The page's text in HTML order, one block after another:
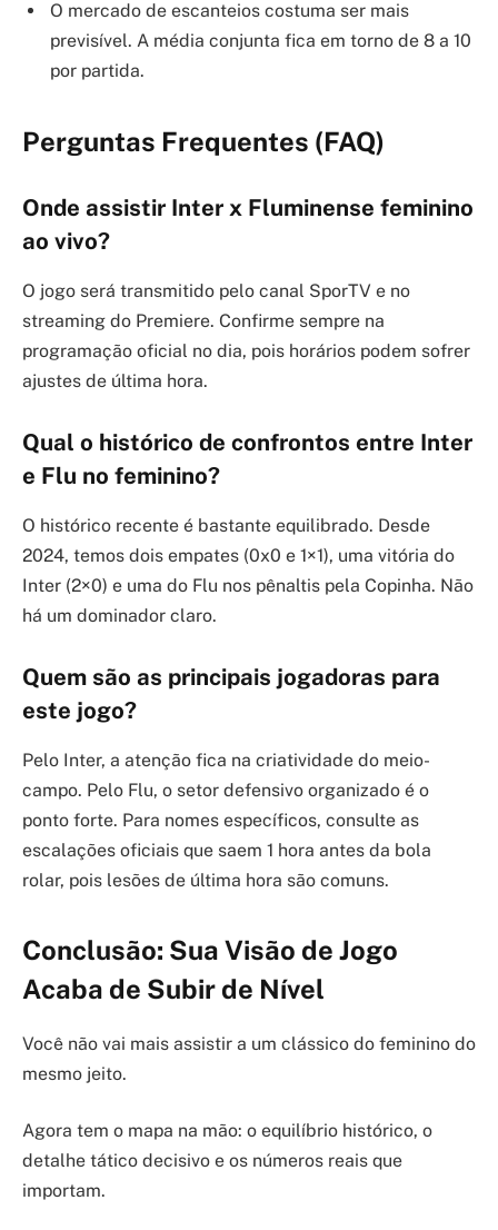
O mercado de escanteios costuma ser mais
previsível. A média conjunta fica em torno de 8 a 10
por partida.
Perguntas Frequentes (FAQ)
Onde assistir Inter x Fluminense feminino
ao vivo?
O jogo será transmitido pelo canal SporTV e no
streaming do Premiere. Confirme sempre na
programação oficial no dia, pois horários podem sofrer
ajustes de última hora.
Qual o histórico de confrontos entre Inter
e Flu no feminino?
O histórico recente é bastante equilibrado. Desde
2024, temos dois empates (0x0 e 1×1), uma vitória do
Inter (2×0) e uma do Flu nos pênaltis pela Copinha. Não
há um dominador claro.
Quem são as principais jogadoras para
este jogo?
Pelo Inter, a atenção fica na criatividade do meio-
campo. Pelo Flu, o setor defensivo organizado é o
ponto forte. Para nomes específicos, consulte as
escalações oficiais que saem 1 hora antes da bola
rolar, pois lesões de última hora são comuns.
Conclusão: Sua Visão de Jogo
Acaba de Subir de Nível
Você não vai mais assistir a um clássico do feminino do
mesmo jeito.
Agora tem o mapa na mão: o equilíbrio histórico, o
detalhe tático decisivo e os números reais que
importam.